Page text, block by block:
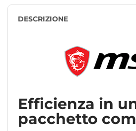
DESCRIZIONE
Efficienza in
pacchetto